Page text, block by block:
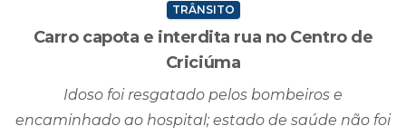
TRÂNSITO
Carro capota e interdita rua no Centro de
Criciúma